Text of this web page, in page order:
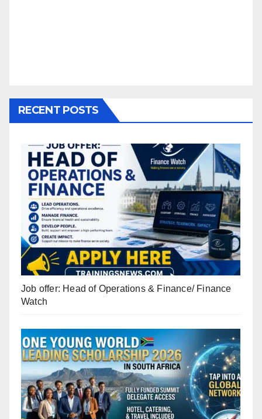
RECENT POSTS
Job offer: Head of Operations & Finance/ Finance
Watch